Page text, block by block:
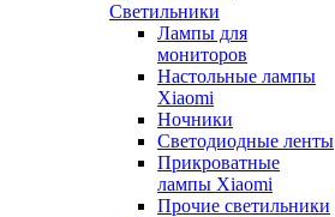
Светильники
Лампы для
мониторов
Настольные лампы
Xiaomi
Ночники
Светодиодные ленты
Прикроватные
лампы Xiaomi
Прочие светильники